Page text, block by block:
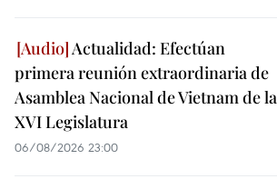
Actualidad: Efectúan
primera reunión extraordinaria de
Asamblea Nacional de Vietnam de la
XVI Legislatura
06/08/2026 23:00